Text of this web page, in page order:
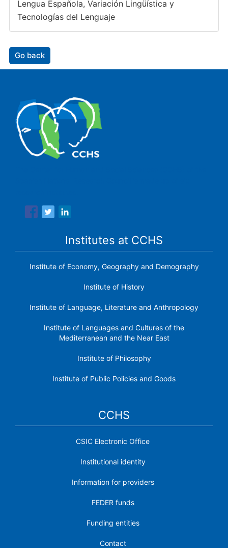
Lengua Española, Variación Lingüística y
Tecnologías del Lenguaje
Go back
Institutes at CCHS
Institute of Economy, Geography and Demography
Institute of History
Institute of Language, Literature and Anthropology
Institute of Languages ​​and Cultures of the
Mediterranean and the Near East
Institute of Philosophy
Institute of Public Policies and Goods
CCHS
CSIC Electronic Office
Institutional identity
Information for providers
FEDER funds
Funding entities
Contact